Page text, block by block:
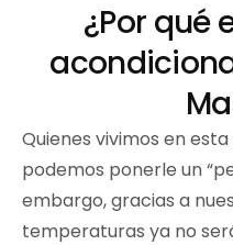
¿Por qué
Quienes vivimos en
podemos ponerle un
embargo, gracias a
temperaturas ya no